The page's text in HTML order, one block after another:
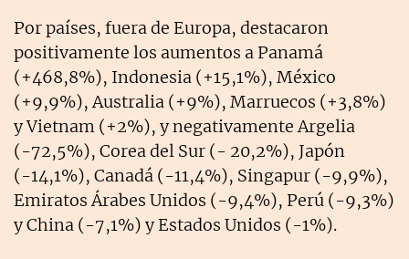
Por países, fuera de Europa, destacaron
positivamente los aumentos a Panamá
(+468,8%), Indonesia (+15,1%), México
(+9,9%), Australia (+9%), Marruecos (+3,8%)
y Vietnam (+2%), y negativamente Argelia
(-72,5%), Corea del Sur (- 20,2%), Japón
(-14,1%), Canadá (-11,4%), Singapur (-9,9%),
Emiratos Árabes Unidos (-9,4%), Perú (-9,3%)
y China (-7,1%) y Estados Unidos (-1%).